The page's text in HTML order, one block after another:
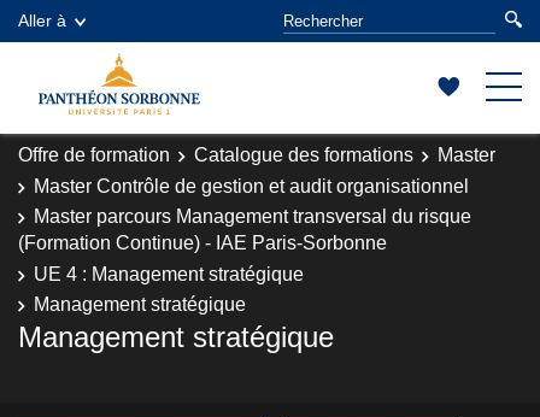
Aller à
Offre de formation Catalogue des formations
Master
Master Contrôle de gestion et audit organisationnel
Master parcours Management transversal du risque
(Formation Continue) - IAE Paris-Sorbonne
UE 4 : Management stratégique
Management stratégique
Management stratégique